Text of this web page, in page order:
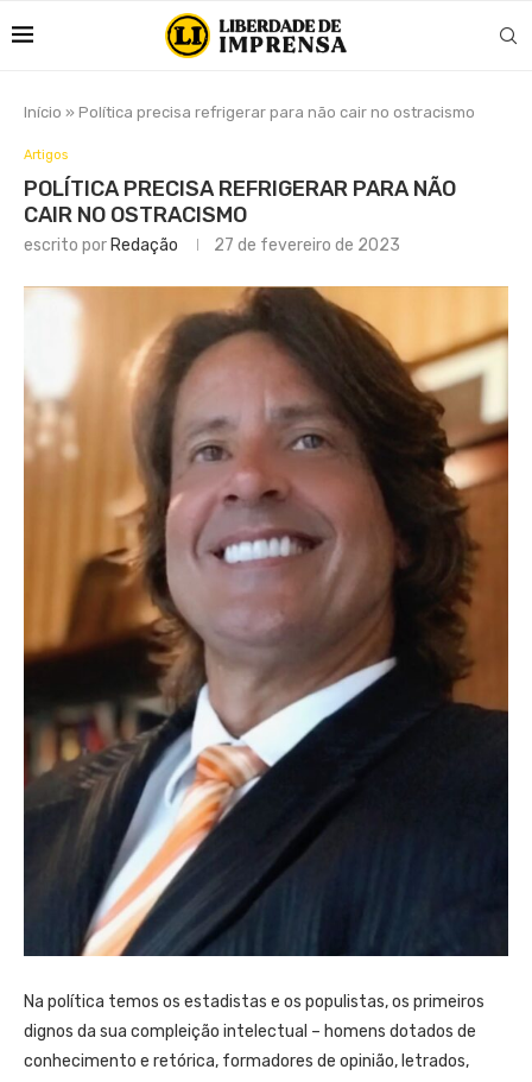
Início » Política precisa refrigerar para não cair no ostracismo
Artigos
POLÍTICA PRECISA REFRIGERAR PARA NÃO
CAIR NO OSTRACISMO
escrito por Redação 27 de fevereiro de 2023
Na política temos os estadistas e os populistas, os primeiros
dignos da sua compleição intelectual – homens dotados de
conhecimento e retórica, formadores de opinião, letrados,